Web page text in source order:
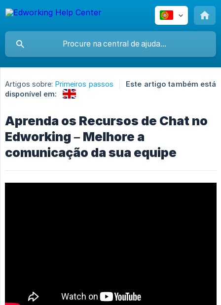
Artigos sobre: Primeiros passos
Este artigo também está
disponível em:
Aprenda os Recursos de Chat no
Edworking – Melhore a
comunicação da sua equipe